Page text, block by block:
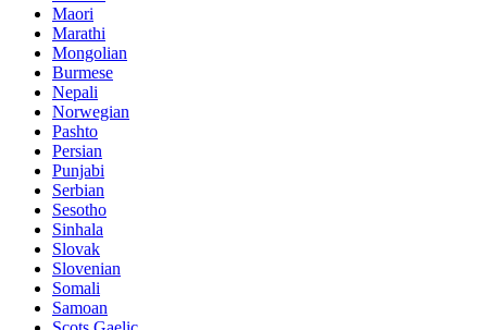
Maori
Marathi
Mongolian
Burmese
Nepali
Norwegian
Pashto
Persian
Punjabi
Serbian
Sesotho
Sinhala
Slovak
Slovenian
Somali
Samoan